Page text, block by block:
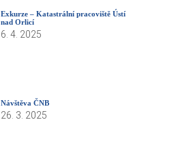
Exkurze – Katastrální pracoviště Ústí
nad Orlicí
6. 4. 2025
Návštěva ČNB
26. 3. 2025